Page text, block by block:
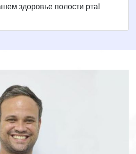
здоровье полости рта!